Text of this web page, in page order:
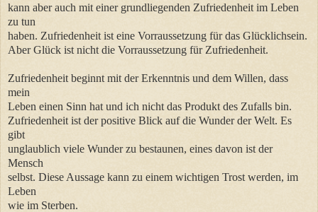
kann aber auch mit einer grundliegenden Zufriedenheit im Leben
zu tun
haben. Zufriedenheit ist eine Vorraussetzung für das Glücklichsein.
Aber Glück ist nicht die Vorraussetzung für Zufriedenheit.
Zufriedenheit beginnt mit der Erkenntnis und dem Willen, dass
mein
Leben einen Sinn hat und ich nicht das Produkt des Zufalls bin.
Zufriedenheit ist der positive Blick auf die Wunder der Welt. Es
gibt
unglaublich viele Wunder zu bestaunen, eines davon ist der
Mensch
selbst. Diese Aussage kann zu einem wichtigen Trost werden, im
Leben
wie im Sterben.